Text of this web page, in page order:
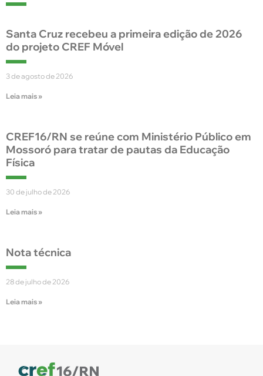
Santa Cruz recebeu a primeira edição de 2026
do projeto CREF Móvel
3 de agosto de 2026
Leia mais »
CREF16/RN se reúne com Ministério Público em
Mossoró para tratar de pautas da Educação
Física
30 de julho de 2026
Leia mais »
Nota técnica
28 de julho de 2026
Leia mais »